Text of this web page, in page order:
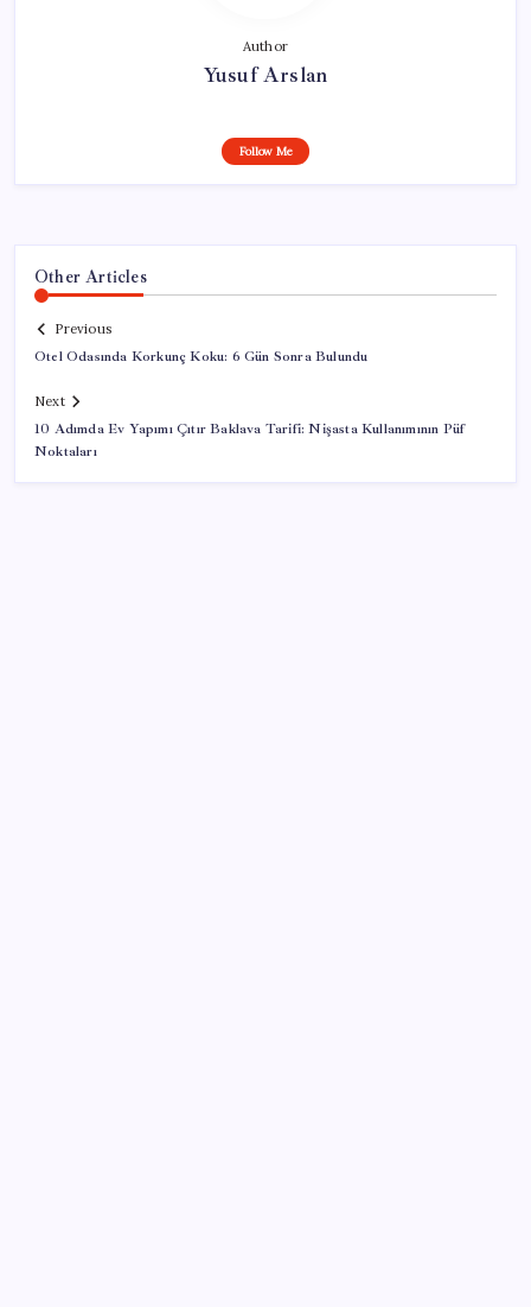
Author
Yusuf Arslan
Follow Me
Other Articles
Previous
Otel Odasında Korkunç Koku: 6 Gün Sonra Bulundu
Next
10 Adımda Ev Yapımı Çıtır Baklava Tarifi: Nişasta Kullanımının Püf
Noktaları